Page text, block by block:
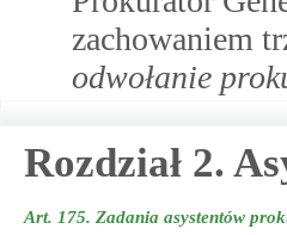
zachowaniem
odwołanie
Rozdział 2.
Art. 175. Zadania asystentów